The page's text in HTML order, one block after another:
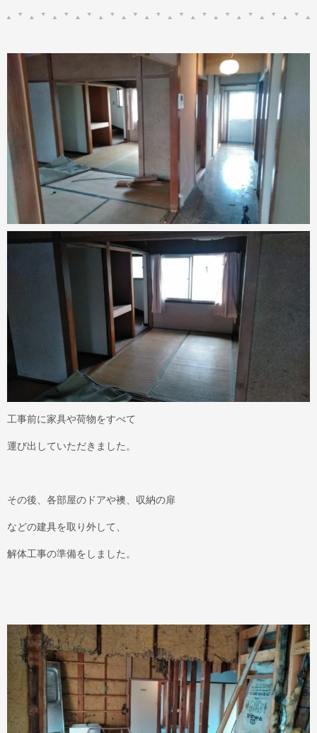
工事前に家具や荷物をすべて
運び出していただきました。
その後、各部屋のドアや襖、収納の扉
などの建具を取り外して、
解体工事の準備をしました。